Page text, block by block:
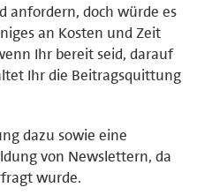
anfordern, doch würde es
an Kosten und Zeit
Ihr bereit seid, darauf
Ihr die Beitragsquittung
dazu sowie eine
von Newslettern, da
wurde.